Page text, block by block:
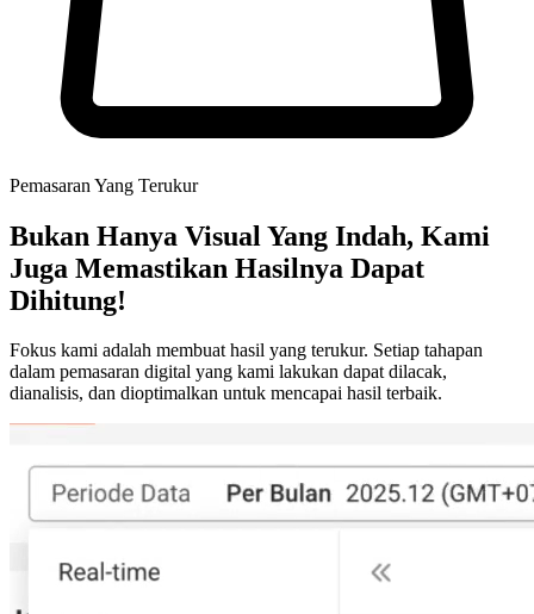
Pemasaran Yang Terukur
Bukan Hanya Visual Yang Indah, Kami
Juga Memastikan Hasilnya Dapat
Dihitung!
Fokus kami adalah membuat hasil yang terukur. Setiap tahapan
dalam pemasaran digital yang kami lakukan dapat dilacak,
dianalisis, dan dioptimalkan untuk mencapai hasil terbaik.